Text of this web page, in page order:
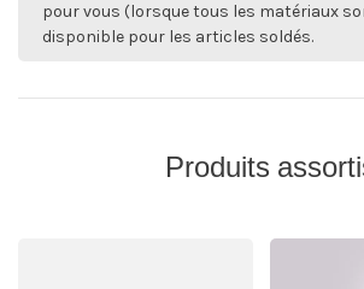
pour vous (lorsque tous les matériaux
disponible pour les articles soldés.
Produits